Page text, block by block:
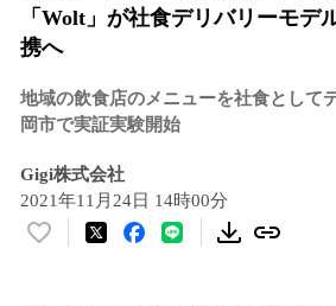
「Wolt」が社食デリバリーモデ
携へ
地域の飲食店のメニューを社食として
岡市で実証実験開始
Gigi株式会社
2021年11月24日 14時00分
い